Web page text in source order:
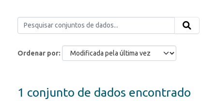
Ordenar por
1 conjunto de dados encontrado